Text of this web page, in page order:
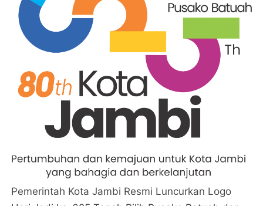
Pemerintah Kota Jambi Resmi Luncurkan Logo